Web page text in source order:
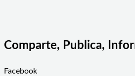
Comparte, Publica,
Facebook